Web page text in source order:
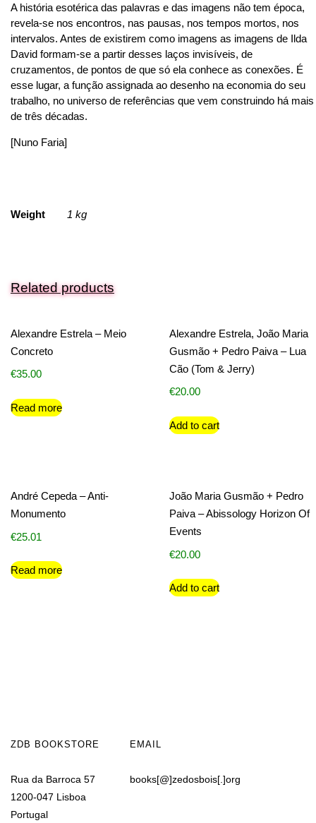
A história esotérica das palavras e das imagens não tem época,
revela-se nos encontros, nas pausas, nos tempos mortos, nos
intervalos. Antes de existirem como imagens as imagens de Ilda
David formam-se a partir desses laços invisíveis, de
cruzamentos, de pontos de que só ela conhece as conexões. É
esse lugar, a função assignada ao desenho na economia do seu
trabalho, no universo de referências que vem construindo há mais
de três décadas.
[Nuno Faria]
Weight 1 kg
Related products
Alexandre Estrela – Meio
Concreto
€35.00
Read more
Alexandre Estrela, João Maria
Gusmão + Pedro Paiva – Lua
Cão (Tom & Jerry)
€20.00
Add to cart
André Cepeda – Anti-
Monumento
€25.01
Read more
João Maria Gusmão + Pedro
Paiva – Abissology Horizon Of
Events
€20.00
Add to cart
ZDB BOOKSTORE
Rua da Barroca 57
1200-047 Lisboa
Portugal
EMAIL
books[@]zedosbois[.]org